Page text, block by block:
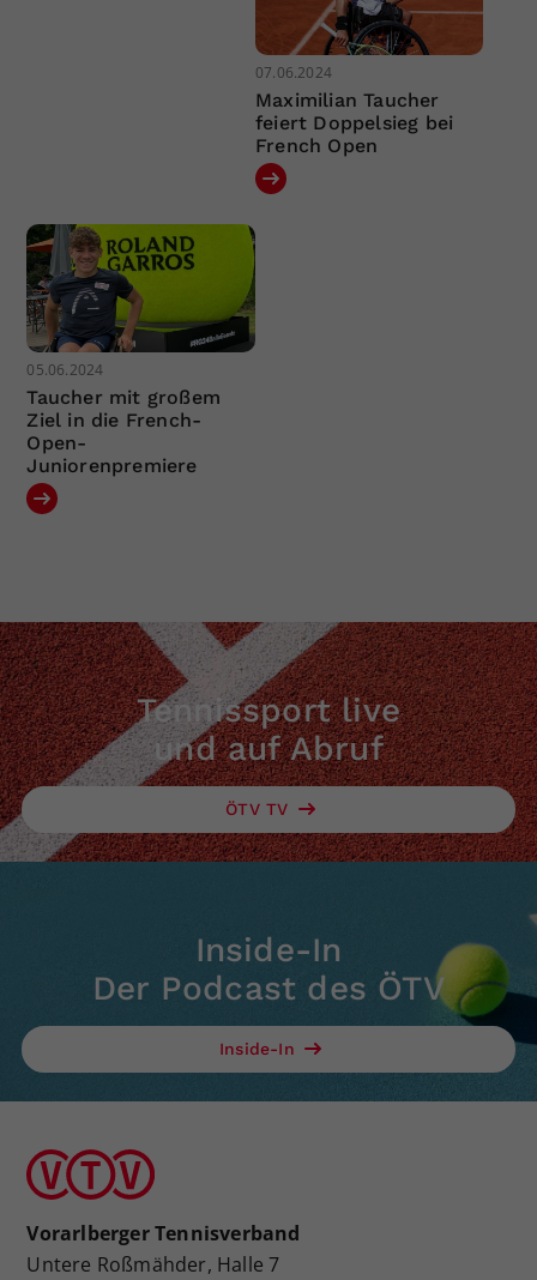
07.06.2024
Maximilian Taucher
feiert Doppelsieg bei
French Open
05.06.2024
Taucher mit großem
Ziel in die French-
Open-
Juniorenpremiere
Tennissport live
und auf Abruf
ÖTV TV
Inside-In
Der Podcast des ÖTV
Inside-In
Vorarlberger Tennisverband
Untere Roßmähder, Halle 7